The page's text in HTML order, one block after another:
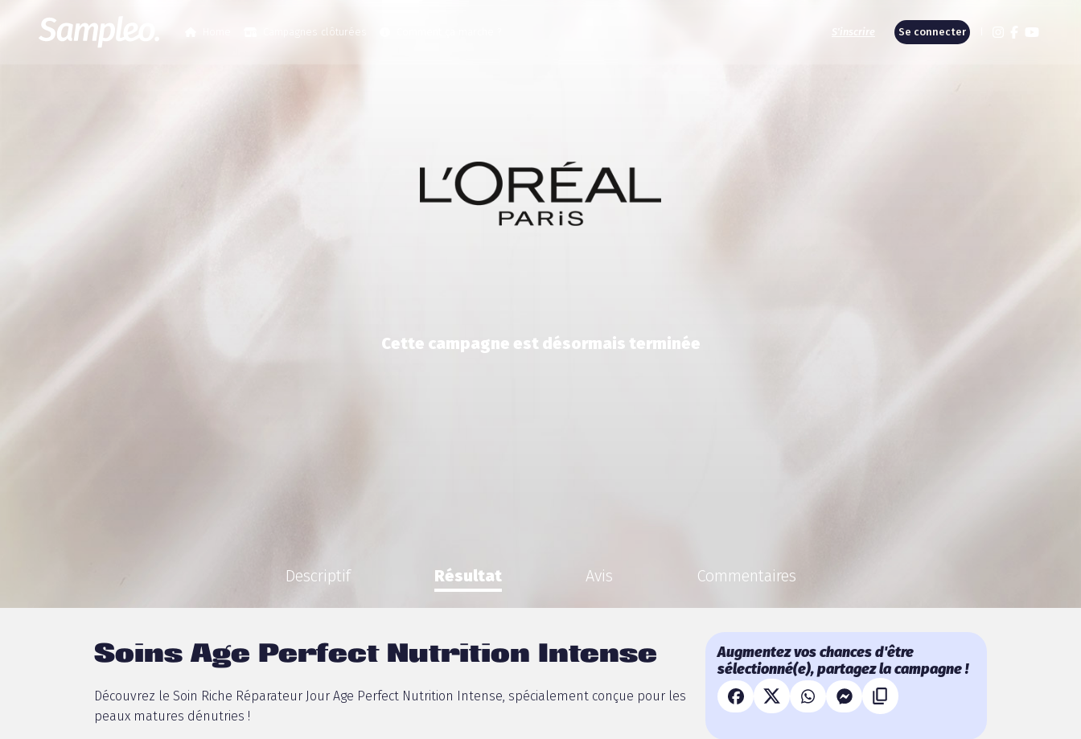
Campagnes clôturées S'inscrire Se connecter
Cette campagne est désormais terminée
Descriptif Résultat Avis Commentaires
Soins Age Perfect Nutrition Intense
Découvrez le Soin Riche Réparateur Jour Age Perfect Nutrition Intense, spécialement conçue pour les
peaux matures dénutries !
Augmentez vos chances d'être
sélectionné(e), partagez la campagne !